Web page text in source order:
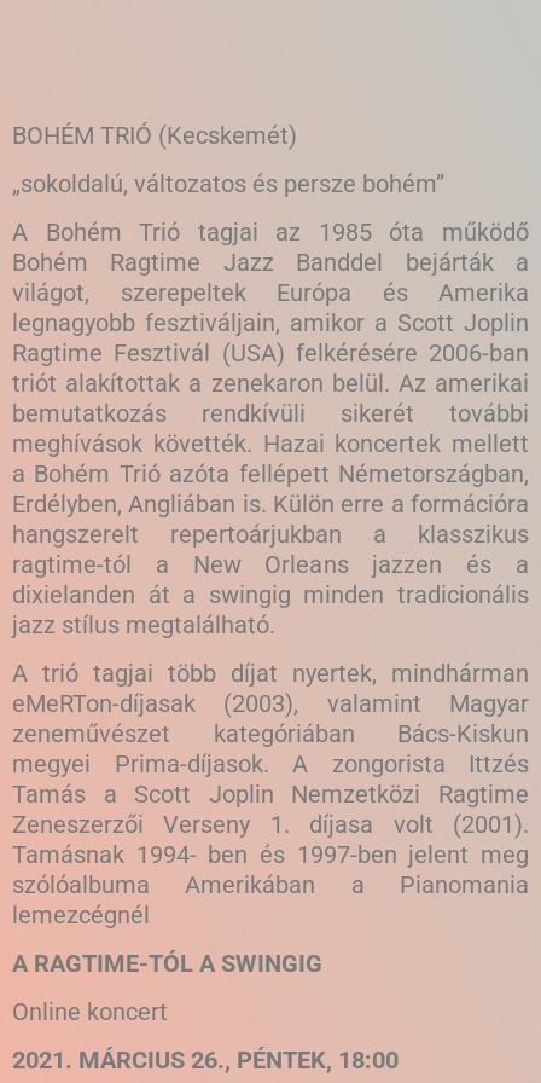
BOHÉM TRIÓ (Kecskemét)
„sokoldalú, változatos és persze bohém”
A Bohém Trió tagjai az 1985 óta működő
Bohém Ragtime Jazz Banddel bejárták a
világot, szerepeltek Európa és Amerika
legnagyobb fesztiváljain, amikor a Scott Joplin
Ragtime Fesztivál (USA) felkérésére 2006-ban
triót alakítottak a zenekaron belül. Az amerikai
bemutatkozás rendkívüli sikerét további
meghívások követték. Hazai koncertek mellett
a Bohém Trió azóta fellépett Németországban,
Erdélyben, Angliában is. Külön erre a formációra
hangszerelt repertoárjukban a klasszikus
ragtime-tól a New Orleans jazzen és a
dixielanden át a swingig minden tradicionális
jazz stílus megtalálható.
A trió tagjai több díjat nyertek, mindhárman
eMeRTon-díjasak (2003), valamint Magyar
zeneművészet kategóriában Bács-Kiskun
megyei Prima-díjasok. A zongorista Ittzés
Tamás a Scott Joplin Nemzetközi Ragtime
Zeneszerzői Verseny 1. díjasa volt (2001).
Tamásnak 1994- ben és 1997-ben jelent meg
szólóalbuma Amerikában a Pianomania
lemezcégnél
A RAGTIME-TÓL A SWINGIG
Online koncert
2021. MÁRCIUS 26., PÉNTEK, 18:00